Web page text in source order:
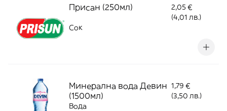
Присан (250мл)
2,05 €
(4,01 лв.)
Сок
Минерална вода Девин
(1500мл)
1,79 €
(3,50 лв.)
Вода